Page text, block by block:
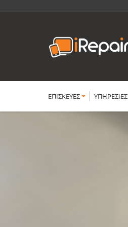
ΕΠΙΣΚΕΥΕΣ YΠΗΡΕΣΙΕΣ